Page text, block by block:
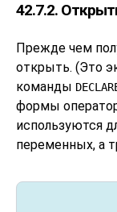
42.7.2.
Прежде чем
открыть. (Это
команды
формы
используются
переменных, а